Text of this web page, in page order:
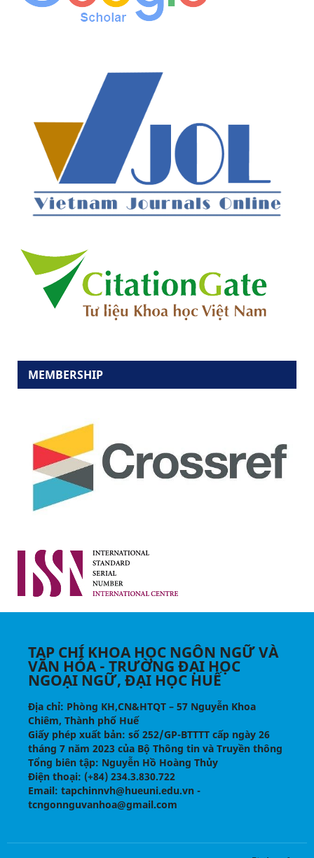
MEMBERSHIP
TẠP CHÍ KHOA HỌC NGÔN NGỮ VÀ
VĂN HÓA - TRƯỜNG ĐẠI HỌC
NGOẠI NGỮ, ĐẠI HỌC HUẾ
Địa chỉ: Phòng KH,CN&HTQT – 57 Nguyễn Khoa
Chiêm, Thành phố Huế
Giấy phép xuất bản: số 252/GP-BTTTT cấp ngày 26
tháng 7 năm 2023 của Bộ Thông tin và Truyền thông
Tổng biên tập: Nguyễn Hồ Hoàng Thủy
Điện thoại: (+84) 234.3.830.722
Email: tapchinnvh@hueuni.edu.vn -
tcngonnguvanhoa@gmail.com